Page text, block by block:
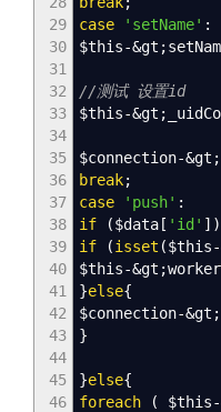
29
30
31
32
33
34
35
36
37
38
39
40
41
42
43
44
45
46
case
'setName' :
$this-&gt ;
//测试 设置id
$this-&gt ;
$connection-&gt ;
break;
case
'push' :
if
($data [ 'id' ] )
if
(isset ($this
$this-&gt ;worker
}else{
$connection-&gt ;
}
}else{
foreach
( $this